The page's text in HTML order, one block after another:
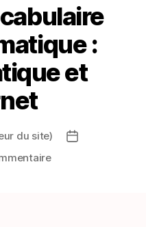
:
et
du site)
Date
sur